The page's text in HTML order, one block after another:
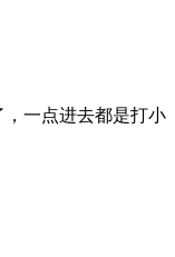
一点进去都是打小